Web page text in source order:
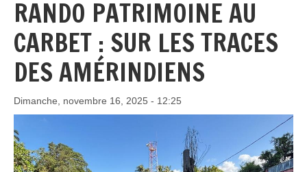
RANDO PATRIMOINE AU
CARBET : SUR LES TRACES
DES AMÉRINDIENS
Dimanche, novembre 16, 2025 - 12:25